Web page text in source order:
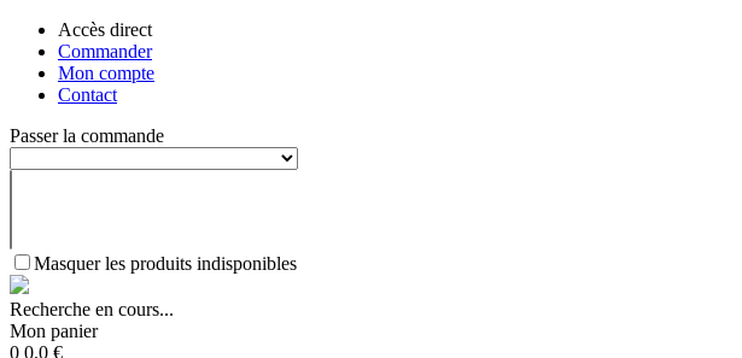
Accès direct
Commander
Mon compte
Contact
Passer la commande
Masquer les produits indisponibles
Recherche en cours...
Mon panier
0 0.0 €